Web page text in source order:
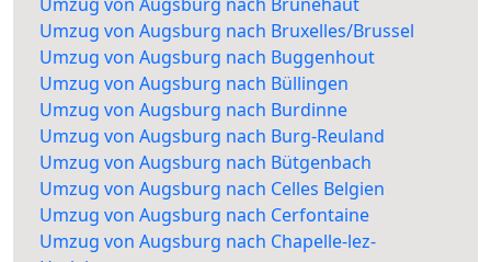
Umzug von Augsburg nach Bruxelles/Brussel
Umzug von Augsburg nach Buggenhout
Umzug von Augsburg nach Büllingen
Umzug von Augsburg nach Burdinne
Umzug von Augsburg nach Burg-Reuland
Umzug von Augsburg nach Bütgenbach
Umzug von Augsburg nach Celles Belgien
Umzug von Augsburg nach Cerfontaine
Umzug von Augsburg nach Chapelle-lez-